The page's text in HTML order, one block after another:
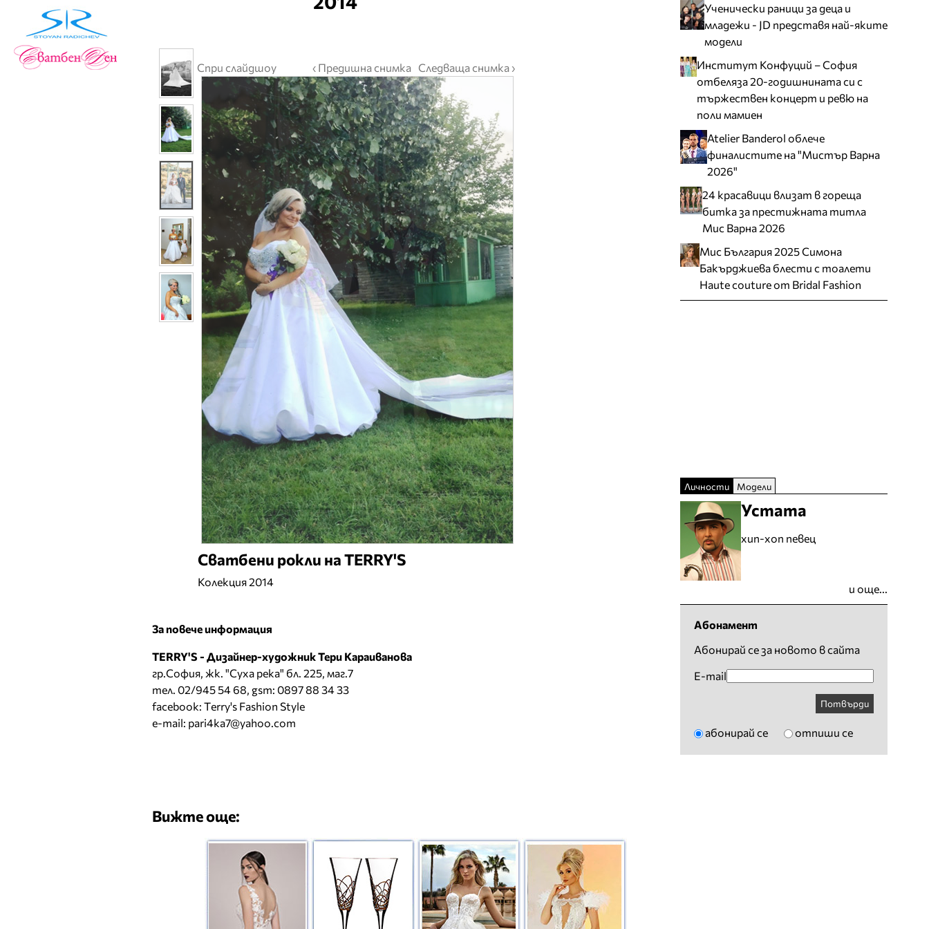
Спри слайдшоу ‹ Предишна снимка Следваща снимка ›
Сватбени рокли на TERRY'S
Колекция 2014
За повече информация
TERRY'S - Дизайнер-художник Тери Караиванова
гр.София, жк. "Суха река" бл. 225, маг.7
тел. 02/945 54 68, gsm: 0897 88 34 33
facebook: Тerry's Fashion Style
e-mail: pari4ka7@yahoo.com
Вижте още:
Ученически раници за деца и
младежи - JD представя най-яките
модели
Институт Конфуций – София
отбеляза 20-годишнината си с
тържествен концерт и ревю на
поли мамиен
Atelier Banderol облече
финалистите на "Мистър Варна
2026"
24 красавици влизат в гореща
битка за престижната титла
Мис Варна 2026
Мис България 2025 Симона
Бакърджиева блести с тоалети
Haute couture от Bridal Fashion
Личности Модели
Устата
хип-хоп певец
и още...
Абонамент
Абонирай се за новото в сайта
E-mail
Потвърди
абонирай се отпиши се